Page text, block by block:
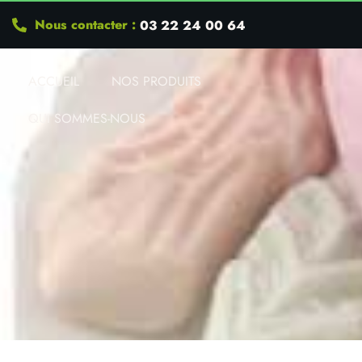
Nous contacter : 03 22 24 00 64
ACCUEIL
NOS PRODUITS
QUI SOMMES-NOUS